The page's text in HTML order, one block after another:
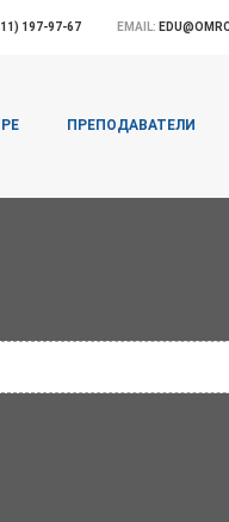
197-97-67 EMAIL:
ПРЕПОДАВАТЕЛИ